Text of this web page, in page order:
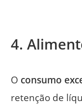
4.
O consumo
retenção de